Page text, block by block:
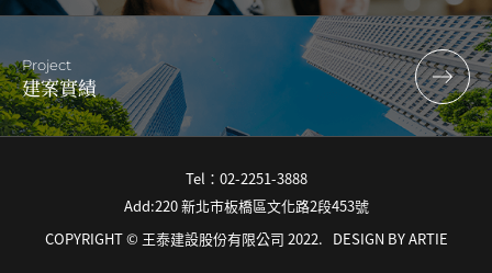
Project
建案實績
Tel：02-2251-3888
Add:220 新北市板橋區文化路2段453號
COPYRIGHT © 王泰建設股份有限公司 2022. DESIGN BYARTIE